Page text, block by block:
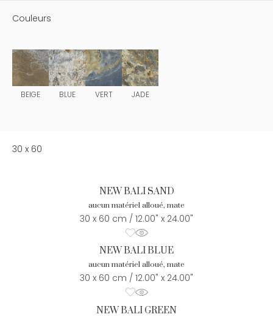
Couleurs
BEIGE BLUE VERT JADE
30 x 60
NEW BALI SAND
aucun matériel alloué, mate
30 x 60 cm / 12.00" x 24.00"
NEW BALI BLUE
aucun matériel alloué, mate
30 x 60 cm / 12.00" x 24.00"
NEW BALI GREEN